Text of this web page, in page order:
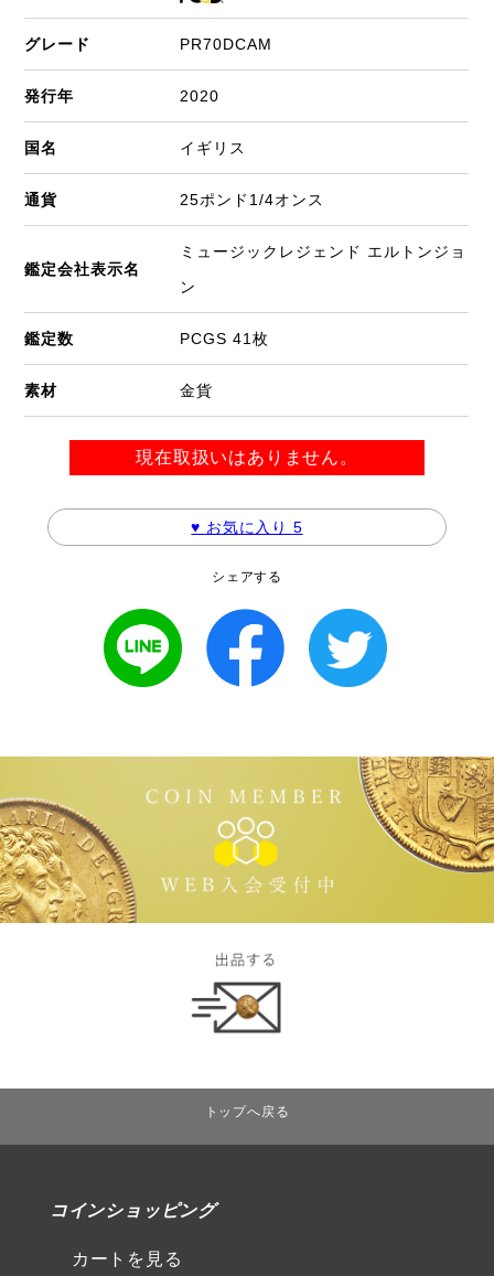
グレード PR70DCAM
発行年 2020
国名 イギリス
通貨 25ポンド1/4オンス
鑑定会社表示名
ミュージックレジェンド エルトンジョ
ン
鑑定数 PCGS 41枚
素材 金貨
現在取扱いはありません。
♥ お気に入り 5
シェアする
トップへ戻る
コインショッピング
カートを見る